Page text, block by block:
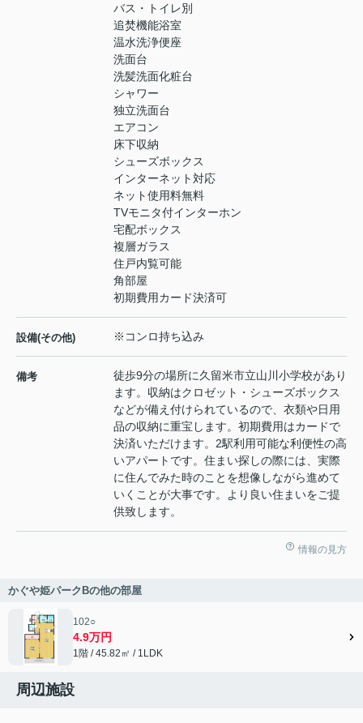
バス・トイレ別
追焚機能浴室
温水洗浄便座
洗面台
洗髪洗面化粧台
シャワー
独立洗面台
エアコン
床下収納
シューズボックス
インターネット対応
ネット使用料無料
TVモニタ付インターホン
宅配ボックス
複層ガラス
住戸内覧可能
角部屋
初期費用カード決済可
設備(その他) ※コンロ持ち込み
備考
徒歩9分の場所に久留米市立山川小学校があり
ます。収納はクロゼット・シューズボックス
などが備え付けられているので、衣類や日用
品の収納に重宝します。初期費用はカードで
決済いただけます。2駅利用可能な利便性の高
いアパートです。住まい探しの際には、実際
に住んでみた時のことを想像しながら進めて
いくことが大事です。より良い住まいをご提
供致します。
情報の見方
かぐや姫パークBの他の部屋
102○
4.9万円
1階 / 45.82㎡ / 1LDK
周辺施設